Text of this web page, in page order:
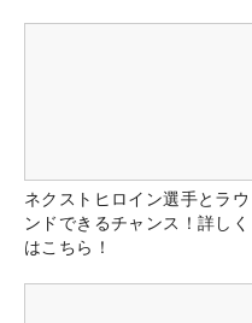
ネクストヒロイン選手とラウ
ンドできるチャンス！詳しく
はこちら！